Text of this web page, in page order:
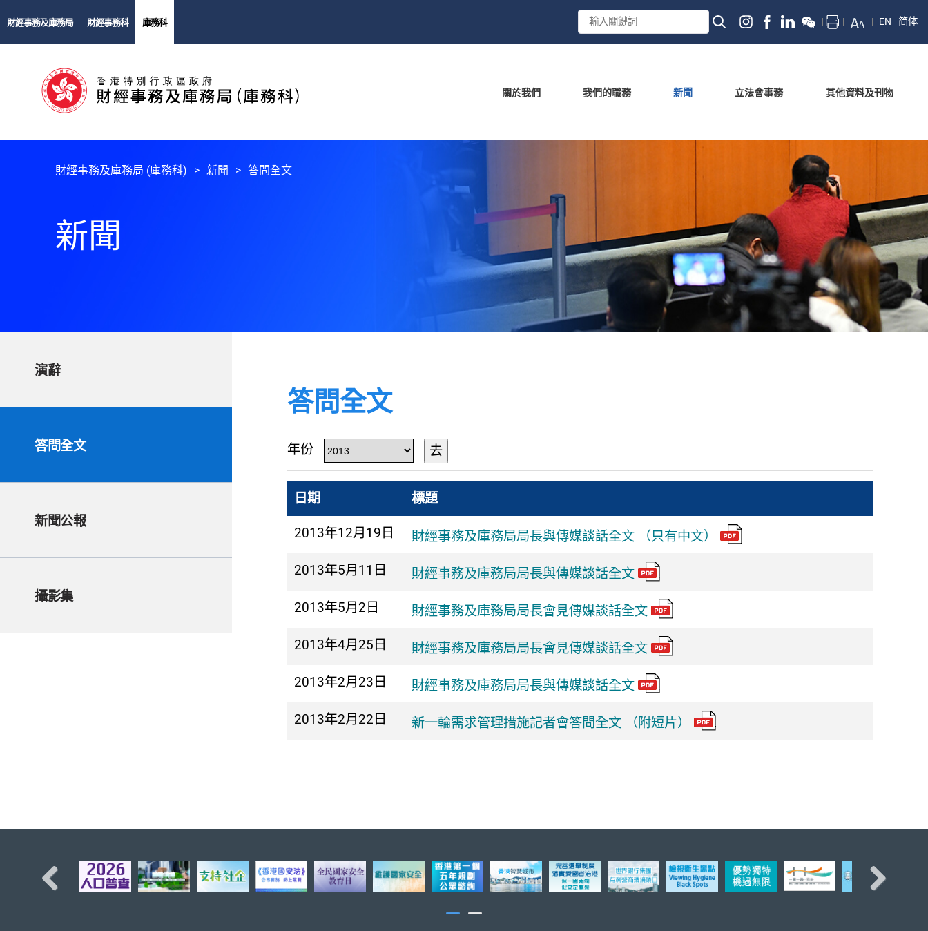
財經事務及庫務局 財經事務科 庫務科 EN 简体
關於我們 我們的職務 新聞 立法會事務 其他資料及刊物
財經事務及庫務局 (庫務科) 新聞 答問全文
新聞
演辭
答問全文
新聞公報
攝影集
答問全文
年份 去
日期 標題
2013年12月19日 財經事務及庫務局局長與傳媒談話全文 （只有中文）
2013年5月11日 財經事務及庫務局局長與傳媒談話全文
2013年5月2日 財經事務及庫務局局長會見傳媒談話全文
2013年4月25日 財經事務及庫務局局長會見傳媒談話全文
2013年2月23日 財經事務及庫務局局長與傳媒談話全文
2013年2月22日 新一輪需求管理措施記者會答問全文 （附短片）